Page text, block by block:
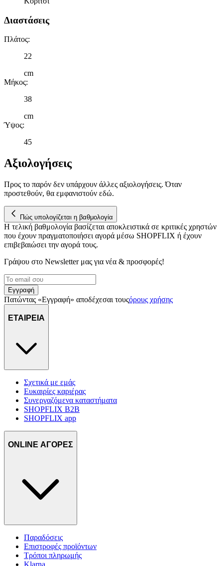
διαφημίσεων και περιεχομένου, τις μετρήσεις σχετικά με
διαφημίσεις και περιεχόμενο, την καλύτερη εικόνα του κοινού
μας και την ανάπτυξη προϊόντων. Επίσης, κοινοποιούμε
πληροφορίες σχετικά με την από μέρους σας χρήση της
δικτύωσης, διαφημίσεων και ανάλυσης.
Διαστάσεις
Πλάτος:
22
cm
Μήκος:
38
cm
Ύψος:
45
Αξιολογήσεις
Προς το παρόν δεν υπάρχουν άλλες αξιολογήσεις. Όταν
προστεθούν, θα εμφανιστούν εδώ.
Πώς υπολογίζεται η βαθμολογία
Η τελική βαθμολογία βασίζεται αποκλειστικά σε κριτικές χρηστών
που έχουν πραγματοποιήσει αγορά μέσω SHOPFLIX ή έχουν
επιβεβαιώσει την αγορά τους.
Γράψου στο Νewsletter μας για νέα & προσφορές!
Εγγραφή
Πατώντας «Εγγραφή» αποδέχεσαι τουςόρους χρήσης
ΕΤΑΙΡΕΙΑ
Σχετικά με εμάς
Ευκαιρίες καριέρας
Συνεργαζόμενα καταστήματα
SHOPFLIX B2B
SHOPFLIX app
ONLINE ΑΓΟΡΕΣ
Παραδόσεις
Επιστροφές προϊόντων
Τρόποι πληρωμής